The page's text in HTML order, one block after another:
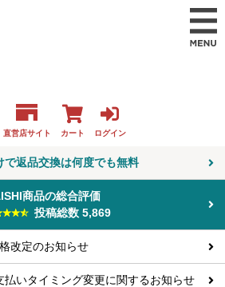
直営店サイト カート ログイン
で返品交換は何度でも無料
商品の総合評価
投稿総数 5,869
改定のお知らせ
払いタイミング変更に関するお知らせ